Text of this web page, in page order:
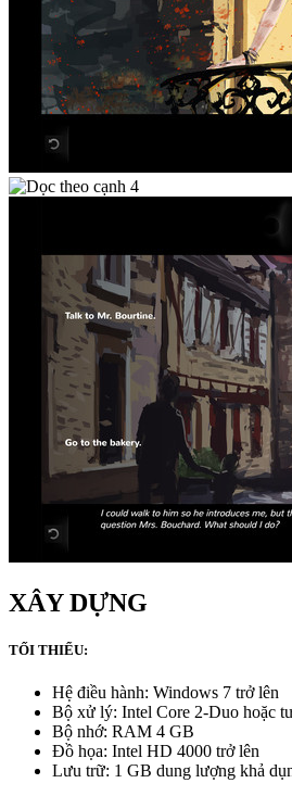
XÂY DỰNG
TỐI THIỂU:
Hệ điều hành: Windows 7 trở lên
Bộ xử lý: Intel Core 2-Duo hoặc
Bộ nhớ: RAM 4 GB
Đồ họa: Intel HD 4000 trở lên
Lưu trữ: 1 GB dung lượng khả